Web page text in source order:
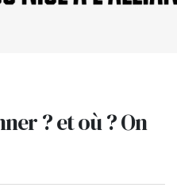
? et où ? On